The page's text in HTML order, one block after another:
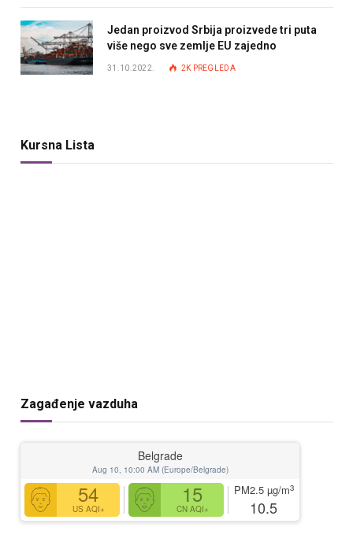
Jedan proizvod Srbija proizvede tri puta
više nego sve zemlje EU zajedno
31.10.2022. 2K PREGLEDA
Kursna Lista
Zagađenje vazduha
Belgrade
Aug 10, 10:00 AM (Europe/Belgrade)
54
US AQI+
15
CN AQI+
PM2.5 µg/m3
10.5